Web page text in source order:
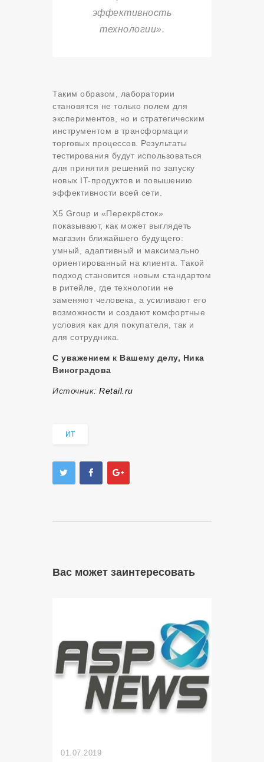
эффективность
технологии».
Таким образом, лаборатории
становятся не только полем для
экспериментов, но и стратегическим
инструментом в трансформации
торговых процессов. Результаты
тестирования будут использоваться
для принятия решений по запуску
новых IT-продуктов и повышению
эффективности всей сети.
X5 Group и «Перекрёсток»
показывают, как может выглядеть
магазин ближайшего будущего:
умный, адаптивный и максимально
ориентированный на клиента. Такой
подход становится новым стандартом
в ритейле, где технологии не
заменяют человека, а усиливают его
возможности и создают комфортные
условия как для покупателя, так и
для сотрудника.
С уважением к Вашему делу, Ника
Виноградова
Источник: Retail.ru
ИТ
Вас может заинтересовать
01.07.2019